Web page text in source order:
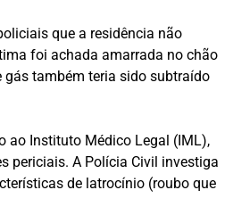
que a residência não
foi achada amarrada no chão
gás também teria sido subtraído
ao Instituto Médico Legal (IML),
periciais. A Polícia Civil investiga
de latrocínio (roubo que